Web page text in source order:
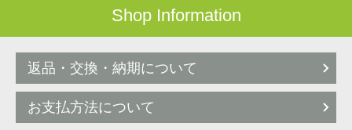
Shop Information
返品・交換・納期について
お支払方法について